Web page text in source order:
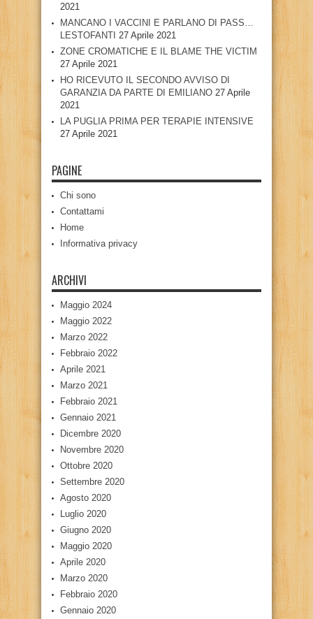
2021
MANCANO I VACCINI E PARLANO DI PASS…
LESTOFANTI 27 Aprile 2021
ZONE CROMATICHE E IL BLAME THE VICTIM
27 Aprile 2021
HO RICEVUTO IL SECONDO AVVISO DI
GARANZIA DA PARTE DI EMILIANO 27 Aprile
2021
LA PUGLIA PRIMA PER TERAPIE INTENSIVE
27 Aprile 2021
PAGINE
Chi sono
Contattami
Home
Informativa privacy
ARCHIVI
Maggio 2024
Maggio 2022
Marzo 2022
Febbraio 2022
Aprile 2021
Marzo 2021
Febbraio 2021
Gennaio 2021
Dicembre 2020
Novembre 2020
Ottobre 2020
Settembre 2020
Agosto 2020
Luglio 2020
Giugno 2020
Maggio 2020
Aprile 2020
Marzo 2020
Febbraio 2020
Gennaio 2020